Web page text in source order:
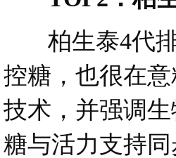
柏生泰4代排
控糖，也很在
技术，并强调
糖与活力支持